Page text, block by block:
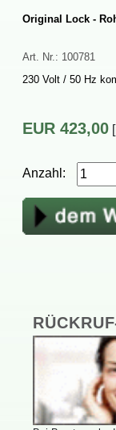
OriginalLock-
Art.Nr.: 100781
230Volt/
EUR 423,00
Anzahl: